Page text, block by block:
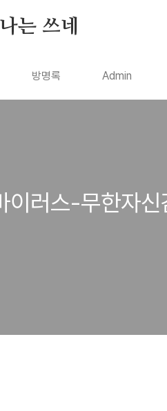
는 쓰네
방명록 Admin
러스-무한자신